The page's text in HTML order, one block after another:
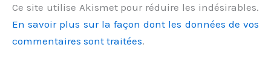
Ce site utilise Akismet pour réduire les indésirables.
En savoir plus sur la façon dont les données de vos
commentaires sont traitées.